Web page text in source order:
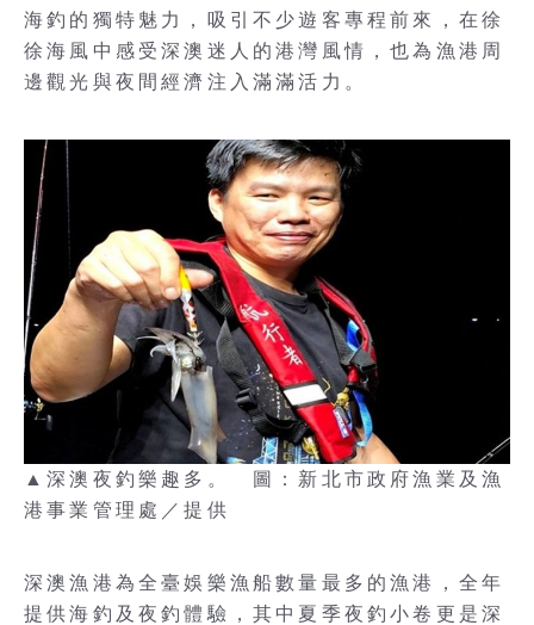
海釣的獨特魅力，吸引不少遊客專程前來，在徐
徐海風中感受深澳迷人的港灣風情，也為漁港周
邊觀光與夜間經濟注入滿滿活力。
▲深澳夜釣樂趣多。 圖：新北市政府漁業及漁
港事業管理處／提供
深澳漁港為全臺娛樂漁船數量最多的漁港，全年
提供海釣及夜釣體驗，其中夏季夜釣小卷更是深